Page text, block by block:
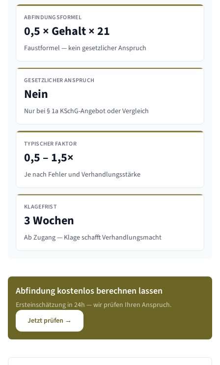
ABFINDUNGSFORMEL
0,5 × Gehalt × 21
Faustformel — kein gesetzlicher Anspruch
GESETZLICHER ANSPRUCH
Nein
Nur bei § 1a KSchG-Angebot oder Vergleich
TYPISCHER FAKTOR
0,5 – 1,5×
Je nach Fehler und Verhandlungsstärke
KLAGEFRIST
3 Wochen
Ab Zugang — Klage schafft Verhandlungsmacht
Abfindung kostenlos berechnen lassen
Ersteinschätzung in 24h — wir prüfen Ihren Anspruch.
Jetzt prüfen →